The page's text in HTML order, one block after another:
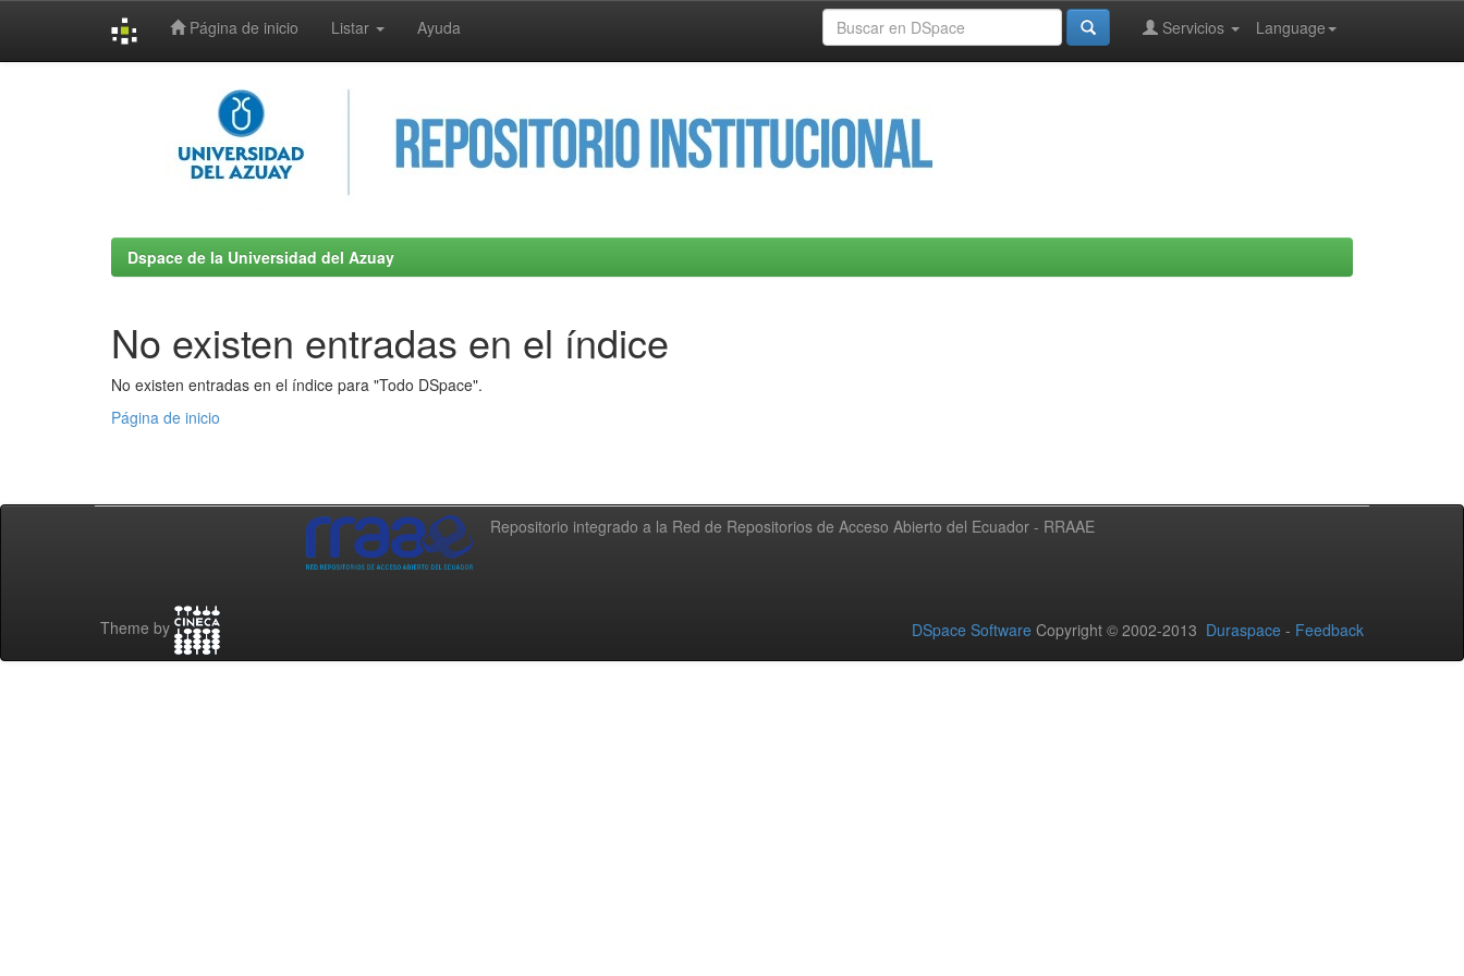
Página de inicio Listar Ayuda Language
Servicios
Dspace de la Universidad del Azuay
No existen entradas en el índice
No existen entradas en el índice para "Todo DSpace".
Página de inicio
Repositorio integrado a la Red de Repositorios de Acceso Abierto del Ecuador - RRAAE
Theme by DSpace Software Copyright © 2002-2013 Duraspace - Feedback